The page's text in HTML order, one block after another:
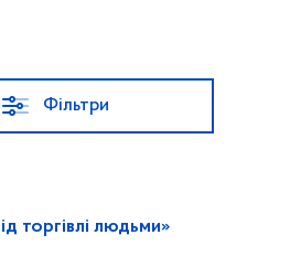
Фільтри
«Твої права – твій захист: допомога постраждалим від торгівлі людьми»